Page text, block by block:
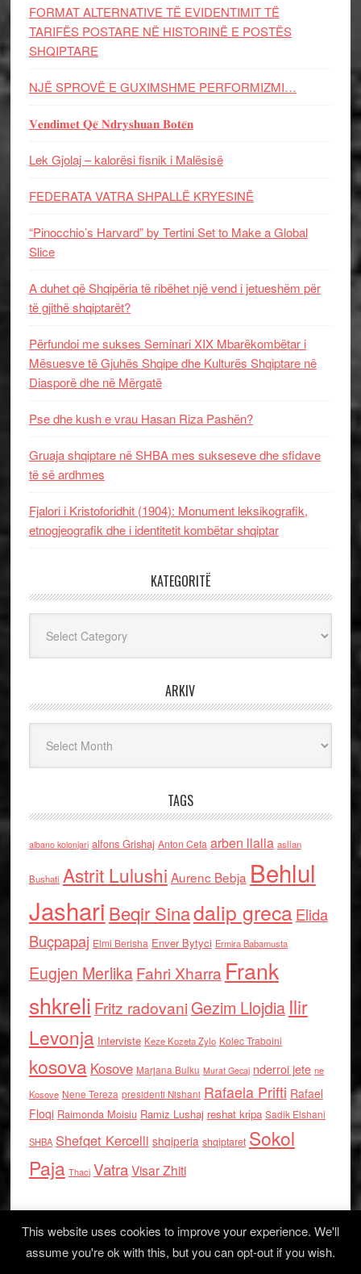
FORMAT ALTERNATIVE TË EVIDENTIMIT TË
TARIFËS POSTARE NË HISTORINË E POSTËS
SHQIPTARE
NJË SPROVË E GUXIMSHME PERFORMIZMI…
𝐕𝐞𝐧𝐝𝐢𝐦𝐞𝐭 𝐐𝐞̈ 𝐍𝐝𝐫𝐲𝐬𝐡𝐮𝐚𝐧 𝐁𝐨𝐭𝐞̈𝐧
Lek Gjolaj – kalorësi fisnik i Malësisë
FEDERATA VATRA SHPALLË KRYESINË
“Pinocchio’s Harvard” by Tertini Set to Make a Global
Slice
A duhet që Shqipëria të ribëhet një vend i jetueshëm për
të gjithë shqiptarët?
Përfundoi me sukses Seminari XIX Mbarëkombëtar i
Mësuesve të Gjuhës Shqipe dhe Kulturës Shqiptare në
Diasporë dhe në Mërgatë
Pse dhe kush e vrau Hasan Riza Pashën?
Gruaja shqiptare në SHBA mes sukseseve dhe sfidave
të së ardhmes
Fjalori i Kristoforidhit (1904): Monument leksikografik,
etnogjeografik dhe i identitetit kombëtar shqiptar
KATEGORITË
ARKIV
TAGS
albano kolonjari alfons Grishaj Anton Cefa arben llalla asllan
Bushati Astrit Lulushi Aurenc Bebja Behlul
Jashari Beqir Sinadalip grecaElida
Buçpapaj Elmi Berisha Enver Bytyci Ermira Babamusta
Eugjen MerlikaFahri Xharra Frank
shkreli Fritz radovaniGezim Llojdia Ilir
Levonja Interviste Keze Kozeta Zylo Kolec Traboini
kosova Kosove Marjana Bulku Murat Gecaj nderroi jete ne
Kosove Nene Tereza presidenti Nishani Rafaela Prifti Rafael
Floqi Raimonda Moisiu Ramiz Lushaj reshat kripa Sadik Elshani
SHBA Shefqet Kercelli shqiperia shqiptaret Sokol
Paja Thaci VatraVisar Zhiti
This website uses cookies to improve your experience. We'll
assume you're ok with this, but you can opt-out if you wish.